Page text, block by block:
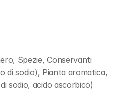
Spezie, Conservanti
di sodio), Pianta aromatica,
sodio, acido ascorbico)